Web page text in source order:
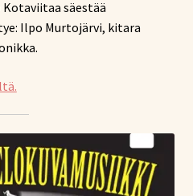
Kotaviitaa säestää
Ilpo Murtojärvi, kitara